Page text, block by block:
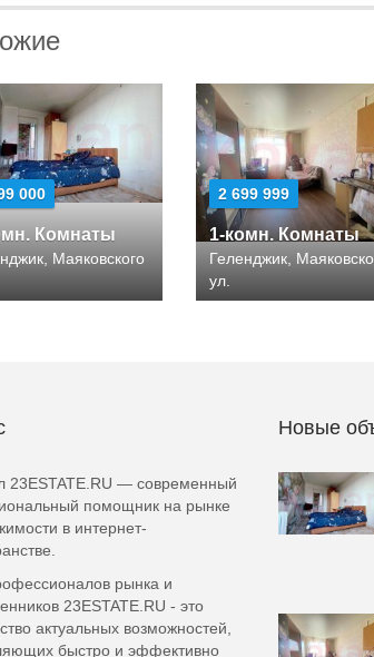
000
Комнаты
Маяковского
2 699 999
1-комн. Комнаты
Геленджик,
ул.
23ESTATE.RU — современный
помощник на рынке
в интернет-
рынка и
23ESTATE.RU - это
актуальных возможностей,
быстро и эффективно
Новые